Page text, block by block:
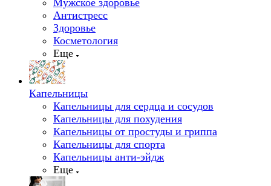
Мужское здоровье
Антистресс
Здоровье
Косметология
Еще
Капельницы
Капельницы для сердца и сосудов
Капельницы для похудения
Капельницы от простуды и гриппа
Капельницы для спорта
Капельницы анти-эйдж
Еще